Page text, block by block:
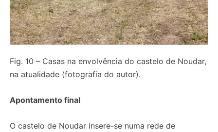
Fig. 10 – Casas na envolvência do castelo de Noudar,
na atualidade (fotografia do autor).
Apontamento final
O castelo de Noudar insere-se numa rede de